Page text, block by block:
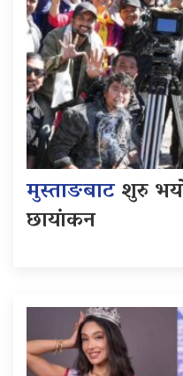
मुस्ताङबाटशुरु
छायांकन